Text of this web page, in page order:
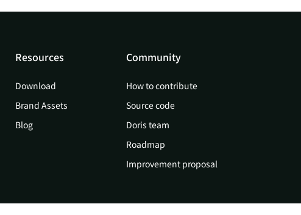
Resources
Download
Brand Assets
Blog
Community
How to contribute
Source code
Doris team
Roadmap
Improvement proposal